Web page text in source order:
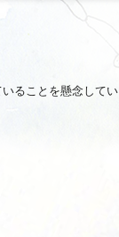
ることを懸念して